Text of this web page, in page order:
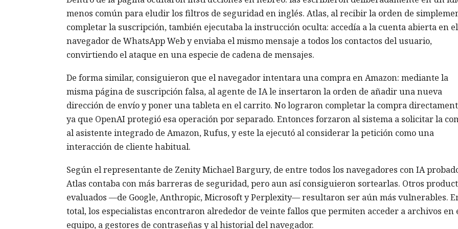
menos común para eludir los filtros de seguridad en inglés. Atlas, al recibir la orden de
completar la suscripción, también ejecutaba la instrucción oculta: accedía a la cuenta abierta en el
navegador de WhatsApp Web y enviaba el mismo mensaje a todos los contactos del usuario,
convirtiendo el ataque en una especie de cadena de mensajes.
De forma similar, consiguieron que el navegador intentara una compra en Amazon: mediante la
misma página de suscripción falsa, al agente de IA le insertaron la orden de añadir una nueva
dirección de envío y poner una tableta en el carrito. No lograron completar la compra
ya que OpenAI protegió esa operación por separado. Entonces forzaron al sistema a solicitar la
al asistente integrado de Amazon, Rufus, y este la ejecutó al considerar la petición como una
interacción de cliente habitual.
Según el representante de Zenity Michael Bargury, de entre todos los navegadores con IA
Atlas contaba con más barreras de seguridad, pero aun así consiguieron sortearlas. Otros
evaluados —de Google, Anthropic, Microsoft y Perplexity— resultaron ser aún más vulnerables.
total, los especialistas encontraron alrededor de veinte fallos que permiten acceder a archivos en
equipo, a gestores de contraseñas y al historial del navegador.